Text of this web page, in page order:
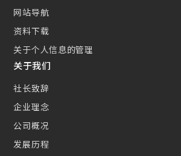
网站导航
资料下载
关于个人信息的管理
关于我们
社长致辞
企业理念
公司概况
发展历程